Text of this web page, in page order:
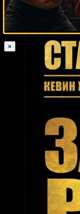
Феликс Халил Рунтри
×